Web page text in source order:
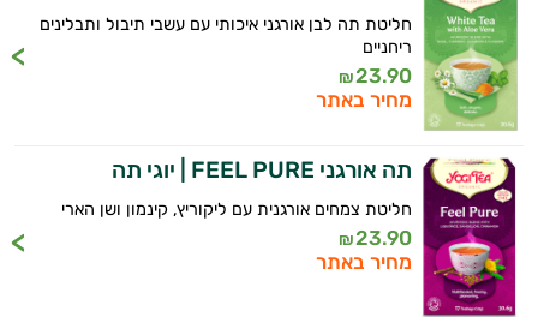
חליטת תה לבן אורגני איכותי עם עשבי תיבול ותבלינים
ריחניים
23.90
₪
מחיר באתר
תה אורגני FEEL PURE | יוגי תה
חליטת צמחים אורגנית עם ליקוריץ, קינמון ושן הארי
23.90
₪
מחיר באתר